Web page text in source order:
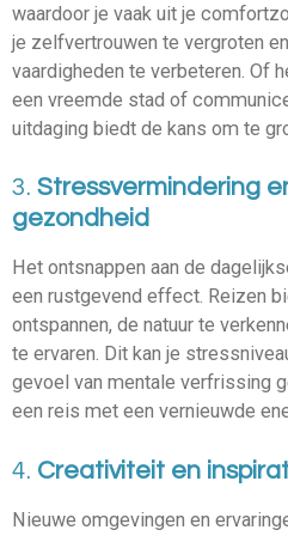
waardoor je vaak uit je
je zelfvertrouwen te vergroten
vaardigheden te verbeteren. Of
een vreemde stad of
uitdaging biedt de kans om te
3. Stressvermindering
gezondheid
Het ontsnappen aan de
een rustgevend effect. Reizen
ontspannen, de natuur te
te ervaren. Dit kan je
gevoel van mentale verfrissing
een reis met een vernieuwde
4. Creativiteit en
Nieuwe omgevingen en